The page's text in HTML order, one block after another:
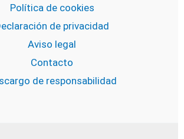
Política de cookies
de privacidad
Aviso legal
Contacto
de responsabilidad